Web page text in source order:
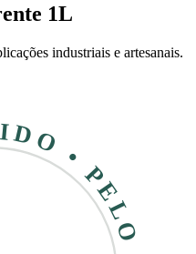
1L
industriais e artesanais.